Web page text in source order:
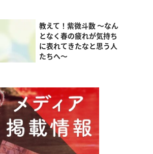
教えて！紫微斗数 ～なん
となく春の疲れが気持ち
に表れてきたなと思う人
たちへ～